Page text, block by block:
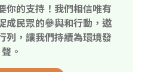
你的支持！我們相信唯有
成民眾的參與和行動，邀
列，讓我們持續為環境發
聲。